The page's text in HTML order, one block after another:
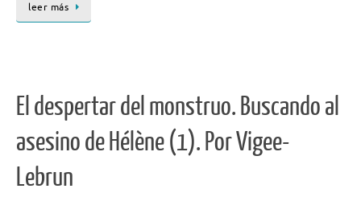
leer más
El despertar del monstruo. Buscando al
asesino de Hélène (1). Por Vigee-
Lebrun